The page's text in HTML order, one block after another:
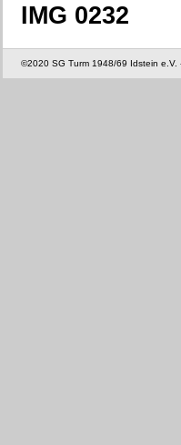
IMG 0232
©2020 SG Turm 1948/69 Idstein e.V.